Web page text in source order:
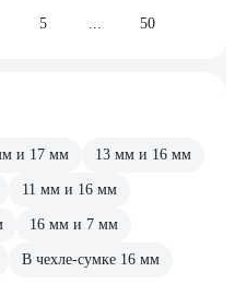
5 50
и 17 мм 13 мм и 16 мм
11 мм и 16 мм
16 мм и 7 мм
В чехле-сумке 16 мм